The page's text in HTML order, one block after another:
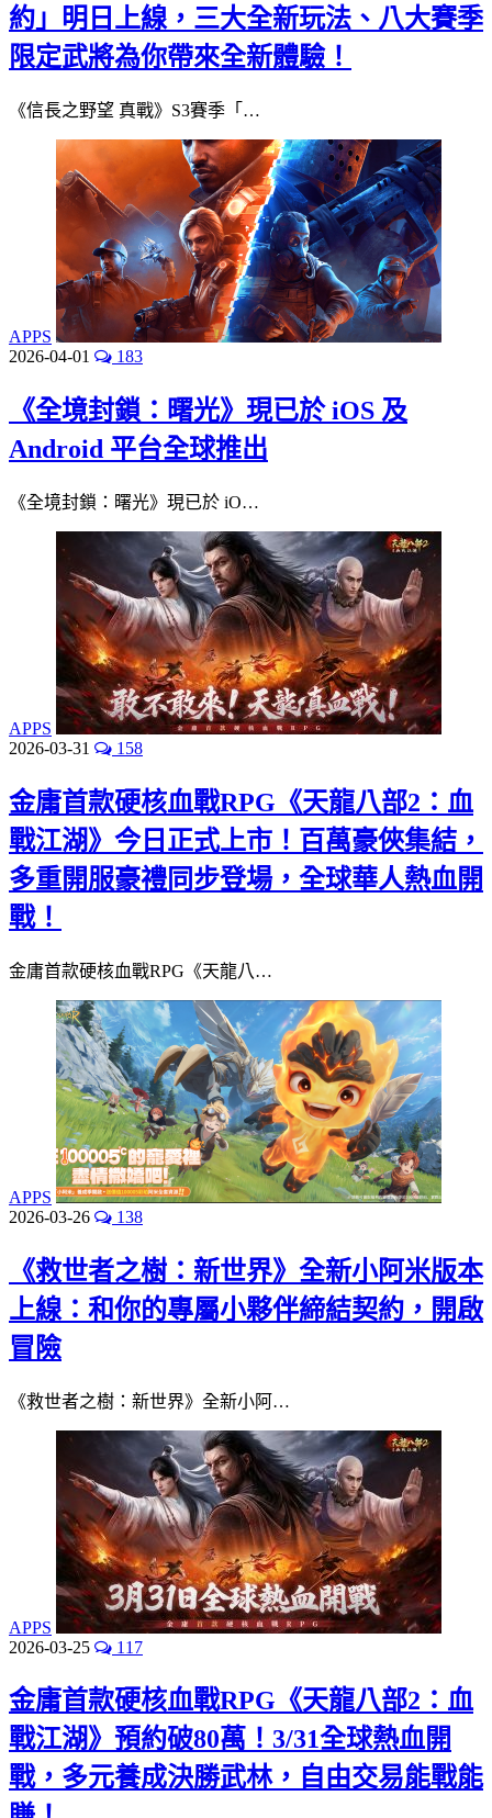
約」明日上線，三大全新玩法、八大賽季
限定武將為你帶來全新體驗！
《信長之野望 真戰》S3賽季「…
APPS
2026-04-01
183
《全境封鎖：曙光》現已於 iOS 及
Android 平台全球推出
《全境封鎖：曙光》現已於 iO…
APPS
2026-03-31
158
金庸首款硬核血戰RPG《天龍八部2：血
戰江湖》今日正式上市！百萬豪俠集結，
多重開服豪禮同步登場，全球華人熱血開
戰！
金庸首款硬核血戰RPG《天龍八…
APPS
2026-03-26
138
《救世者之樹：新世界》全新小阿米版本
上線：和你的專屬小夥伴締結契約，開啟
冒險
《救世者之樹：新世界》全新小阿…
APPS
2026-03-25
117
金庸首款硬核血戰RPG《天龍八部2：血
戰江湖》預約破80萬！3/31全球熱血開
戰，多元養成決勝武林，自由交易能戰能